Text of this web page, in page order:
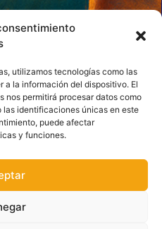
utilizamos tecnologías como las
la información del dispositivo. El
nos permitirá procesar datos como
identificaciones únicas en este
puede afectar
y funciones.